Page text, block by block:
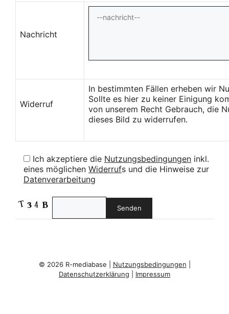
Nachricht
Widerruf
In bestimmten Fällen erheben wir
Sollte es hier zu keiner Einigung
von unserem Recht Gebrauch, die
dieses Bild zu widerrufen.
Ich akzeptiere die Nutzungsbedingungen inkl.
eines möglichen Widerrufs und die Hinweise zur
Datenverarbeitung
© 2026 R-mediabase | Nutzungsbedingungen
Datenschutzerklärung
Impressum